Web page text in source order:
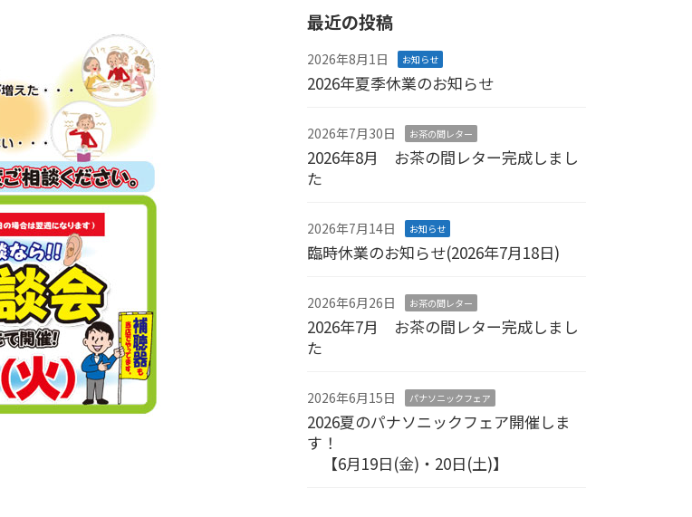
最近の投稿
2026年8月1日 お知らせ
2026年夏季休業のお知らせ
2026年7月30日 お茶の間レター
2026年8月 お茶の間レター完成しまし
た
2026年7月14日 お知らせ
臨時休業のお知らせ(2026年7月18日)
2026年6月26日 お茶の間レター
2026年7月 お茶の間レター完成しまし
た
2026年6月15日 パナソニックフェア
2026夏のパナソニックフェア開催しま
す！
【6月19日(金)・20日(土)】